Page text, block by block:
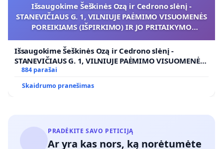
Išsaugokime Šeškinės Ozą ir Cedrono slėnį -
STANEVIČIAUS G. 1, VILNIUJE PAĖMIMO VISUOMENĖS
POREIKIAMS (IŠPIRKIMO) IR JO PRITAIKYMO
Išsaugokime Šeškinės Ozą ir Cedrono slėnį -
STANEVIČIAUS G. 1, VILNIUJE PAĖMIMO VISUOMENĖS
POREIKIAMS (IŠPIRKIMO) IR JO PRITAIKYMO VIEŠAJAI
884 parašai
Skaidrumo pranešimas
PRADĖKITE SAVO PETICIJĄ
Ar yra kas nors, ką norėtumėte